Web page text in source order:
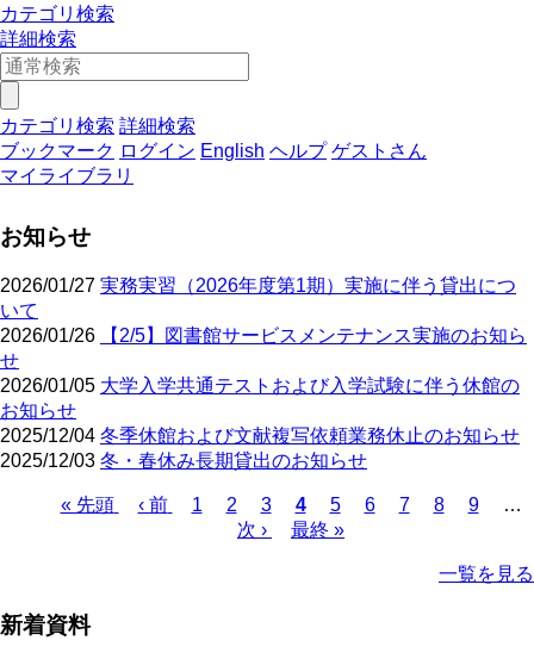
カテゴリ検索
詳細検索
カテゴリ検索 詳細検索
ブックマーク ログイン English ヘルプ ゲストさん
マイライブラリ
お知らせ
2026/01/27 実務実習（2026年度第1期）実施に伴う貸出につ
いて
2026/01/26
【2/5】図書館サービスメンテナンス実施のお知ら
せ
2026/01/05 大学入学共通テストおよび入学試験に伴う休館の
お知らせ
2025/12/04 冬季休館および文献複写依頼業務休止のお知らせ
2025/12/03 冬・春休み長期貸出のお知らせ
り
先
« 先頭
前
‹ 前
ペ
1
ペ
ー
2
ペ
ー
3
カ
レ
4
ペ
ー
5
ペ
6
ペ
7
ペ
8
ペ
9
…
次
次 ›
最
最終 »
一覧を見る
新着資料